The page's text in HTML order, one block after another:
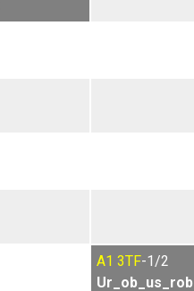
A1 3TF-1/2
Ur_ob_us_rob